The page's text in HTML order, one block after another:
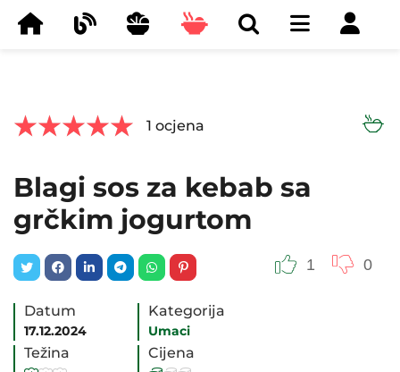


 1 ocjena
Blagi sos za kebab sa
grčkim jogurtom
1 0
Datum
17.12.2024
Kategorija
Umaci
Težina Cijena